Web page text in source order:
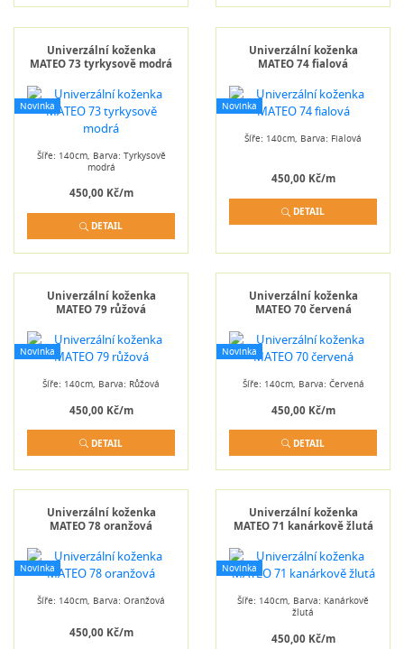
Univerzální koženka
MATEO 73 tyrkysově modrá
Novinka
Šíře: 140cm, Barva: Tyrkysově
modrá
450,00 Kč/m
DETAIL
Univerzální koženka
MATEO 74 fialová
Novinka
Šíře: 140cm, Barva: Fialová
450,00 Kč/m
DETAIL
Univerzální koženka
MATEO 79 růžová
Novinka
Šíře: 140cm, Barva: Růžová
450,00 Kč/m
DETAIL
Univerzální koženka
MATEO 70 červená
Novinka
Šíře: 140cm, Barva: Červená
450,00 Kč/m
DETAIL
Univerzální koženka
MATEO 78 oranžová
Novinka
Šíře: 140cm, Barva: Oranžová
450,00 Kč/m
Univerzální koženka
MATEO 71 kanárkově žlutá
Novinka
Šíře: 140cm, Barva: Kanárkově
žlutá
450,00 Kč/m